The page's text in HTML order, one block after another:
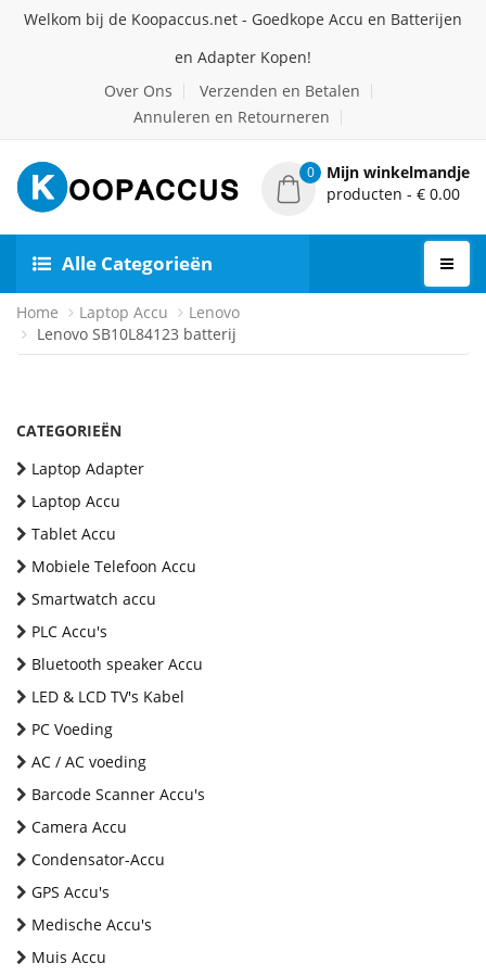
Welkom bij de Koopaccus.net - Goedkope Accu en Batterijen
en Adapter Kopen!
Over Ons
Verzenden en Betalen
Annuleren en Retourneren
0
Mijn winkelmandje
producten - € 0.00
Alle Categorieën
Home Laptop Accu
Lenovo
Lenovo SB10L84123 batterij
CATEGORIEËN
Laptop Adapter
Laptop Accu
Tablet Accu
Mobiele Telefoon Accu
Smartwatch accu
PLC Accu's
Bluetooth speaker Accu
LED & LCD TV's Kabel
PC Voeding
AC / AC voeding
Barcode Scanner Accu's
Camera Accu
Condensator-Accu
GPS Accu's
Medische Accu's
Muis Accu